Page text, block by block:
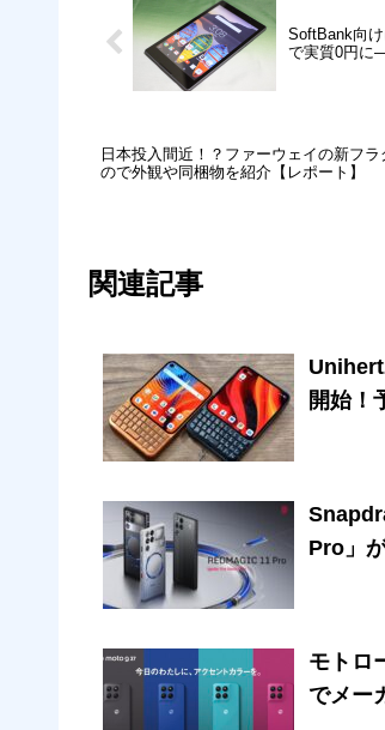
SoftBank向
で実質0円に
日本投入間近！？ファーウェイの新フ
ので外観や同梱物を紹介【レポート】
関連記事
開始！
Pro」
モトロ
でメー